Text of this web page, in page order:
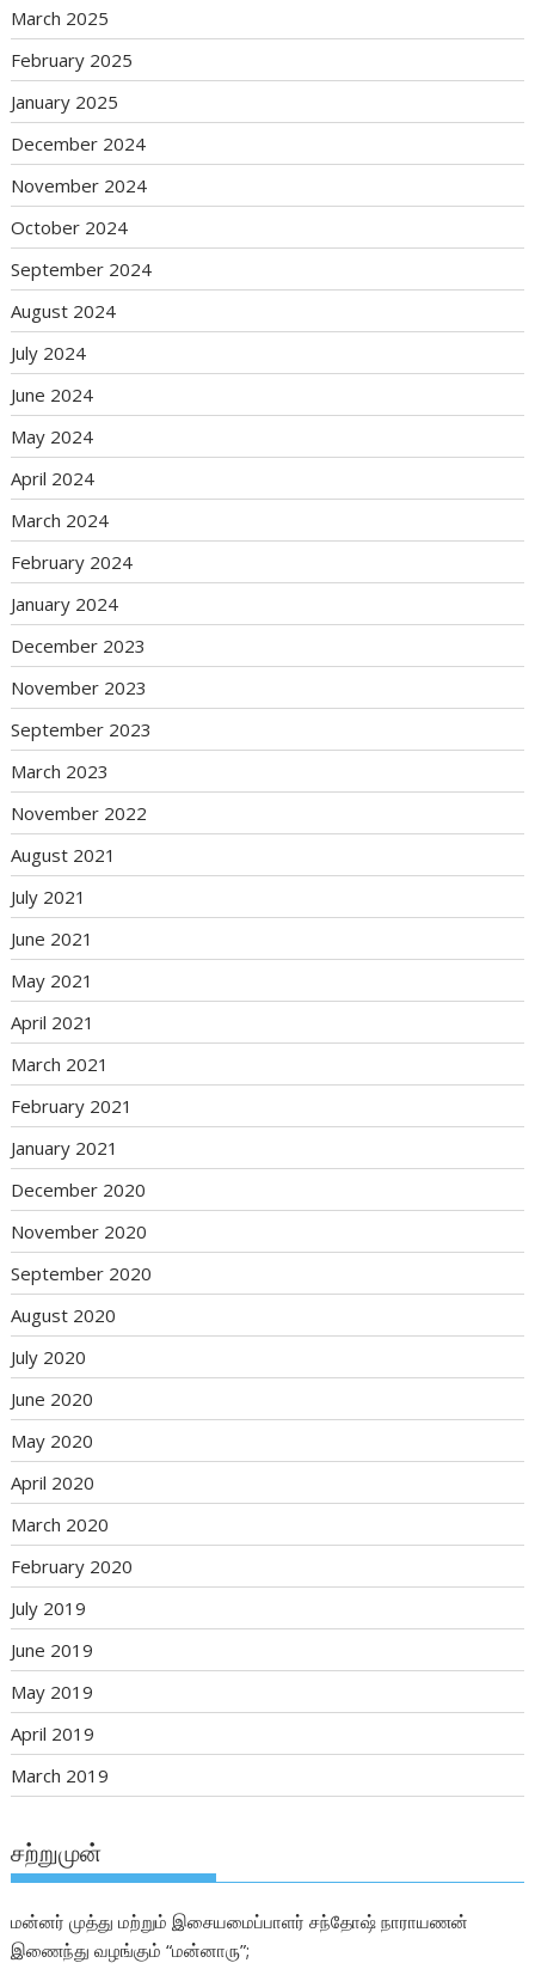
March 2025
February 2025
January 2025
December 2024
November 2024
October 2024
September 2024
August 2024
July 2024
June 2024
May 2024
April 2024
March 2024
February 2024
January 2024
December 2023
November 2023
September 2023
March 2023
November 2022
August 2021
July 2021
June 2021
May 2021
April 2021
March 2021
February 2021
January 2021
December 2020
November 2020
September 2020
August 2020
July 2020
June 2020
May 2020
April 2020
March 2020
February 2020
July 2019
June 2019
May 2019
April 2019
March 2019
சற்றுமுன்
மன்னர் முத்து மற்றும் இசையமைப்பாளர் சந்தோஷ் நாராயணன்
இணைந்து வழங்கும் “மன்னாரு”;